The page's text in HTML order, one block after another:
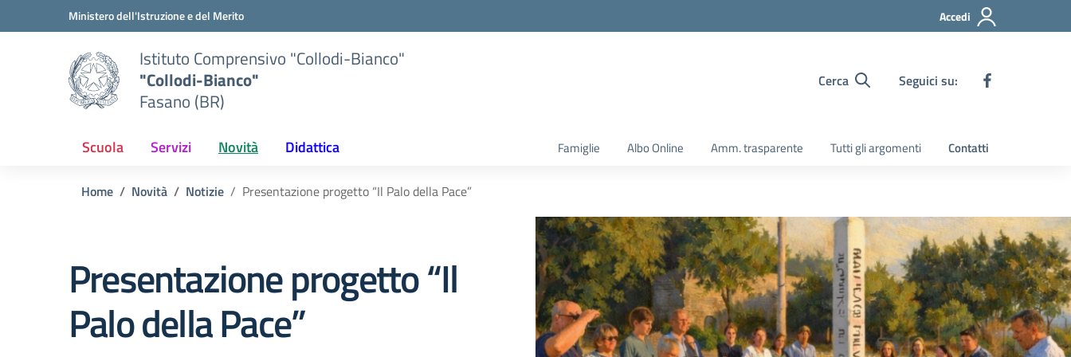
Vai ai contenuti
Vai al menu di navigazioneMinistero dell'Istruzione e del Merito Accedi
Istituto Comprensivo "Collodi-Bianco"
"Collodi-Bianco"
Fasano (BR)
Cerca Seguici su:
Scuola Servizi Novità Didattica Famiglie Albo Online Amm. trasparente Tutti gli argomenti Contatti
Home Novità Notizie Presentazione progetto “Il Palo della Pace”
Presentazione progetto “Il
Palo della Pace”